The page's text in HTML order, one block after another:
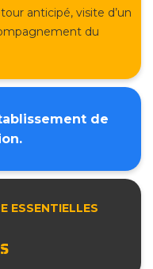
anticipé, visite d’un
du
de
ESSENTIELLES